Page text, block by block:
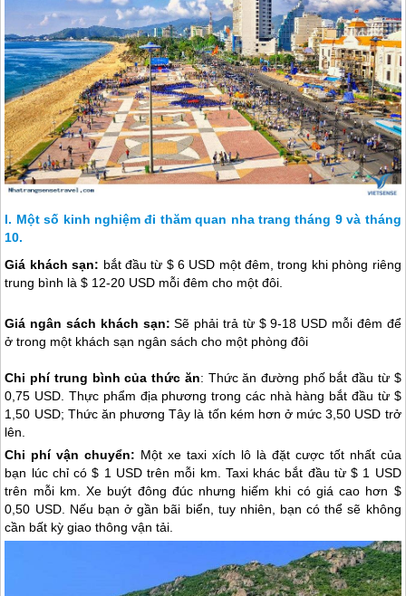
Một số kinh nghiệm đi thăm quan nha trang tháng 9 và tháng
10.
Giá khách sạn: bắt đầu từ $ 6 USD một đêm, trong khi phòng riêng
trung bình là $ 12-20 USD mỗi đêm cho một đôi.
Giá ngân sách khách sạn: Sẽ phải trả từ $ 9-18 USD mỗi đêm để
ở trong một khách sạn ngân sách cho một phòng đôi
Chi phí trung bình của thức ăn: Thức ăn đường phố bắt đầu từ $
0,75 USD. Thực phẩm địa phương trong các nhà hàng bắt đầu từ $
1,50 USD; Thức ăn phương Tây là tốn kém hơn ở mức 3,50 USD trở
lên.
Chi phí vận chuyển: Một xe taxi xích lô là đặt cược tốt nhất của
bạn lúc chỉ có $ 1 USD trên mỗi km. Taxi khác bắt đầu từ $ 1 USD
trên mỗi km. Xe buýt đông đúc nhưng hiếm khi có giá cao hơn $
0,50 USD. Nếu bạn ở gần bãi biển, tuy nhiên, bạn có thể sẽ không
cần bất kỳ giao thông vận tải.